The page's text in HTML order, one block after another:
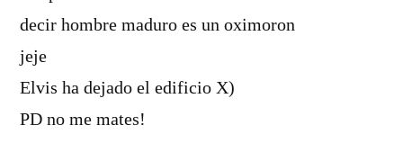
decir hombre maduro es un oximoron
jeje
Elvis ha dejado el edificio X)
PD no me mates!